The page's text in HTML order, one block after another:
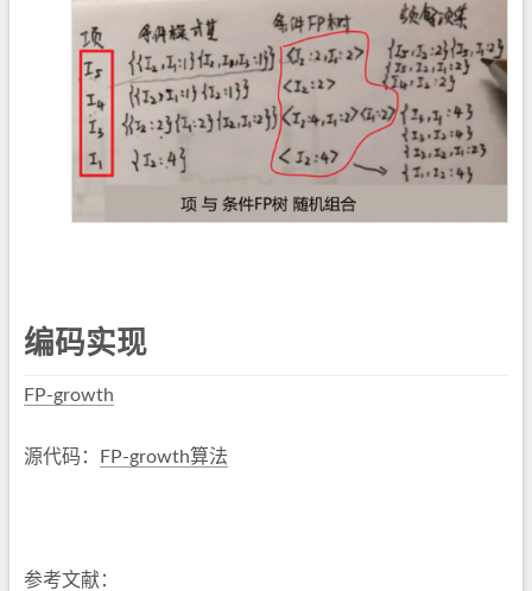
编码实现
FP-growth
源代码： FP-growth算法
参考文献：